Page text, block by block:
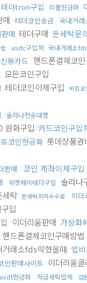
테더tron구입 리플현금화
매 테더코인송금 국내거
매 테더구매 돈세탁문
usdc구입처 국내거래소
용카드 핸드폰결제코인
모든코인구입
테더코인이체구입 비트코
솔라나전송대행
화구입 카드코인구입
코인현금화 롯데상품권
판매 코인 계좌이체구입
위쳇페이테더구입 솔라나
세탁 돈세탁최저수수료 이더
입
이더리움판매 가상화
핸드폰결제코인구매방법
거래소fds막혔을때 업
인판매사이트 이더리움클
usdt현금화 자금세탁업체 검